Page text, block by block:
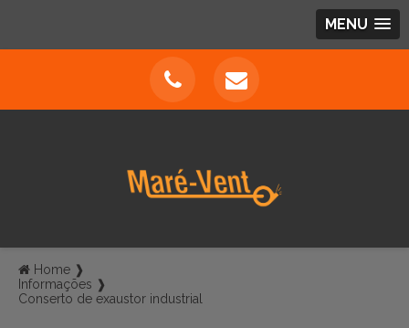
MENU
Home ❱
Informações ❱
Conserto de exaustor industrial